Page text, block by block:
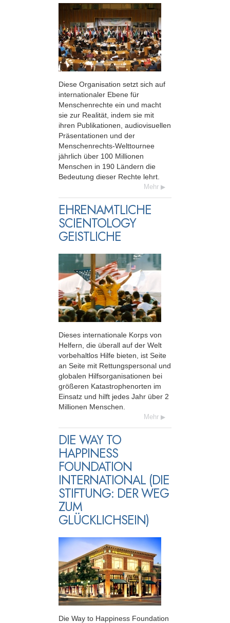
Diese Organisation setzt sich auf
inter­nationaler Ebene für
Menschenrechte ein und macht
sie zur Realität, indem sie mit
ihren Publikationen, audio­visuellen
Präsentationen und der
Menschenrechts-Welttournee
jährlich über 100 Millionen
Menschen in 190 Ländern die
Bedeutung dieser Rechte lehrt.
Mehr
EHRENAMTLICHE
SCIENTOLOGY
GEISTLICHE
Dieses internationale Korps von
Helfern, die überall auf der Welt
vorbehaltlos Hilfe bieten, ist Seite
an Seite mit Rettungspersonal und
globalen Hilfsorganisationen bei
größeren Katastrophenorten im
Einsatz und hilft jedes Jahr über 2
Millionen Menschen.
Mehr
DIE WAY TO
HAPPINESS
FOUNDATION
INTERNATIONAL (DIE
STIFTUNG: DER WEG
ZUM
GLÜCKLICHSEIN)
Die Way to Happiness Foundation